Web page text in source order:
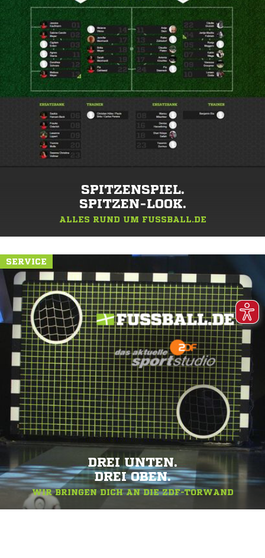
SPITZENSPIEL.
SPITZEN-LOOK.
ALLES RUND UM FUSSBALL.DE
SERVICE
DREI UNTEN.
DREI OBEN.
WIR BRINGEN DICH AN DIE ZDF-TORWAND